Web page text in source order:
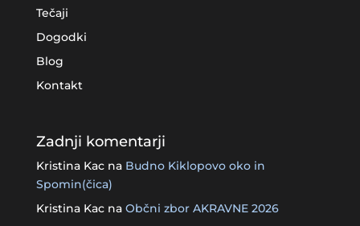
Tečaji
Dogodki
Blog
Kontakt
Zadnji komentarji
Kristina Kacna Budno Kiklopovo oko in
Spomin(čica)
Kristina Kacna Občni zbor AKRAVNE 2026